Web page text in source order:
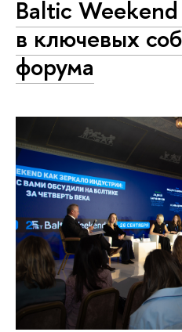
Baltic Weekend
в ключевых
форума